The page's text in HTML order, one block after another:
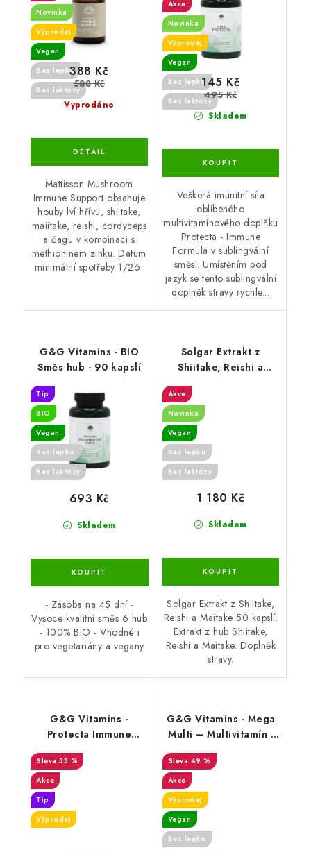
Novinka
Výprodej
Vegan
Bez lepku
Bez laktózy
Vyprodáno
388 Kč
588 Kč
Mattisson Mushroom
Immune Support obsahuje
houby lví hřívu, shiitake,
maiitake, reishi, cordyceps
a čagu v kombinaci s
methioninem zinku. Datum
minimální spotřeby 1/26
7/25
Akce
Novinka
Výprodej
Vegan
Bez lepku
Bez laktózy
Skladem
145 Kč
495 Kč
Veškerá imunitní síla
oblíbeného
multivitamínového doplňku
Protecta - Immune
Formula v sublingvální
směsi. Umístěním pod
jazyk se tento sublingvální
doplněk stravy rychle...
G&G Vitamins - BIO
Směs hub - 90 kapslí
Tip
BIO
Vegan
Bez lepku
Bez laktózy
Skladem
693 Kč
- Zásoba na 45 dní -
Vysoce kvalitní směs 6 hub
- 100% BIO - Vhodné i
pro vegetariány a vegany
Solgar Extrakt z
Shiitake, Reishi a
Akce
Novinka
Vegan
Bez lepku
Bez laktózy
Skladem
1 180 Kč
Solgar Extrakt z Shiitake,
Reishi a Maitake 50 kapslí.
Extrakt z hub Shiitake,
Reishi a Maitake. Doplněk
stravy.
G&G Vitamins -
Protecta Immune
Formula - 90 kapslí -
DMS 13.2.2026
58 %
Akce
Tip
Výprodej
G&G Vitamins - Mega
Multi – Multivitamín -
90 kapslí - DMS 4/26
49 %
Akce
Výprodej
Vegan
Bez lepku